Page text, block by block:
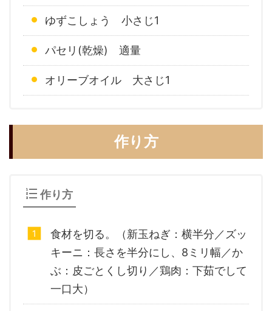
ゆずこしょう 小さじ1
パセリ(乾燥) 適量
オリーブオイル 大さじ1
作り方
作り方
食材を切る。（新玉ねぎ：横半分／ズッ
キーニ：長さを半分にし、8ミリ幅／か
ぶ：皮ごとくし切り／鶏肉：下茹でして
一口大）